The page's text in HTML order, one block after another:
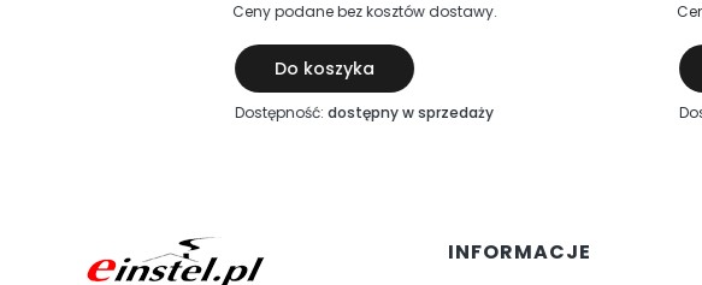
Ceny podane bez kosztów dostawy.
Do koszyka
Dostępność:dostępny w sprzedaży
Linki w stopce
INFORMACJE